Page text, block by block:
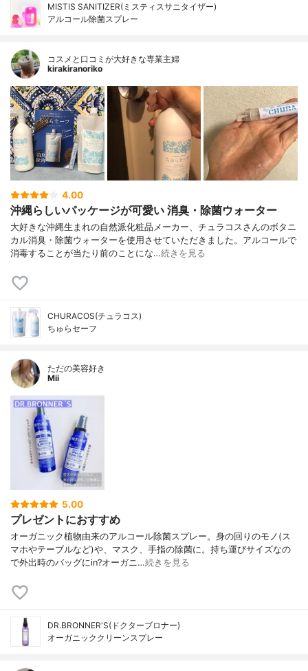
MISTIS SANITIZER(ミスティスサニタイザー)
アルコール除菌スプレー
コスメと口コミが大好きな専業主婦
kirakiranoriko
4.00
沖縄らしいパッケージが可愛い 消臭・除菌ウォーター
大好きな沖縄生まれの自然派化粧品メーカー、チュラコスさんのボタニ
カル消臭・除菌ウォーターを使用させていただきました。アルコールで
消毒することが当たり前のことにな…続きを見る
CHURACOS(チュラコス)
ちゅらセーフ
ただの美容好き
Mii
5.00
プレゼントにおすすめ
オーガニック植物由来のアルコール除菌スプレー。身の回りのモノ(ス
マホやテーブルなど)や、マスク、手指の除菌に。持ち運びサイズなの
で外出時のバッグにin?オーガニ…続きを見る
DR.BRONNER'S(ドクターブロナー)
オーガニッククリーンスプレー